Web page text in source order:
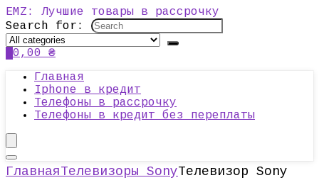
EMZ: Лучшие товары в рассрочку
Search for:
0,00 ₴
Главная
Iphone в кредит
Телефоны в рассрочку
Телефоны в кредит без переплаты
ГлавнаяТелевизоры SonyТелевизор Sony